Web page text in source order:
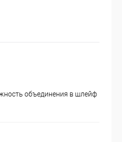
объединения в шлейф